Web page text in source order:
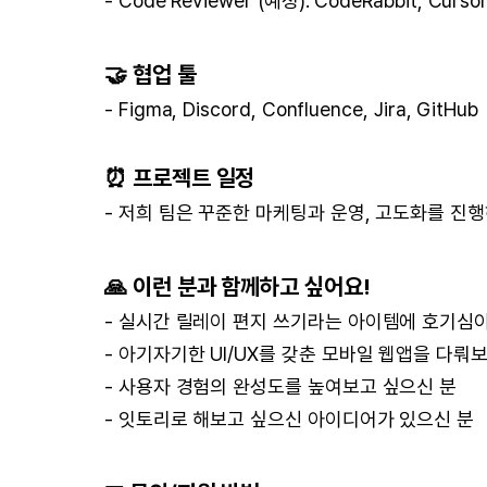
🤝 협업 툴
- Figma, Discord, Confluence, Jira, GitHub
⏰ 프로젝트 일정
- 저희 팀은 꾸준한 마케팅과 운영, 고도화를 진
🙏 이런 분과 함께하고 싶어요!
- 실시간 릴레이 편지 쓰기라는 아이템에 호기심
- 아기자기한 UI/UX를 갖춘 모바일 웹앱을 다뤄
- 사용자 경험의 완성도를 높여보고 싶으신 분
- 잇토리로 해보고 싶으신 아이디어가 있으신 분